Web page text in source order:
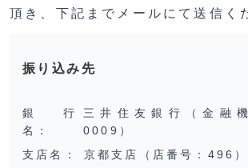
頂き、下記までメールにて送信く
振り込み先
銀行
名：
三井住友銀行（金融
0009）
支店名：
京都支店（店番号：496）